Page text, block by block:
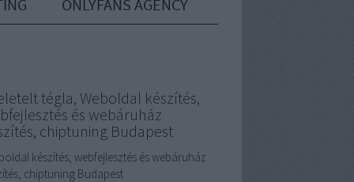
ONLYFANS AGENCY
tégla, Weboldal készítés,
és webáruház
chiptuning Budapest
készítés, webfejlesztés és webáruház
chiptuning Budapest